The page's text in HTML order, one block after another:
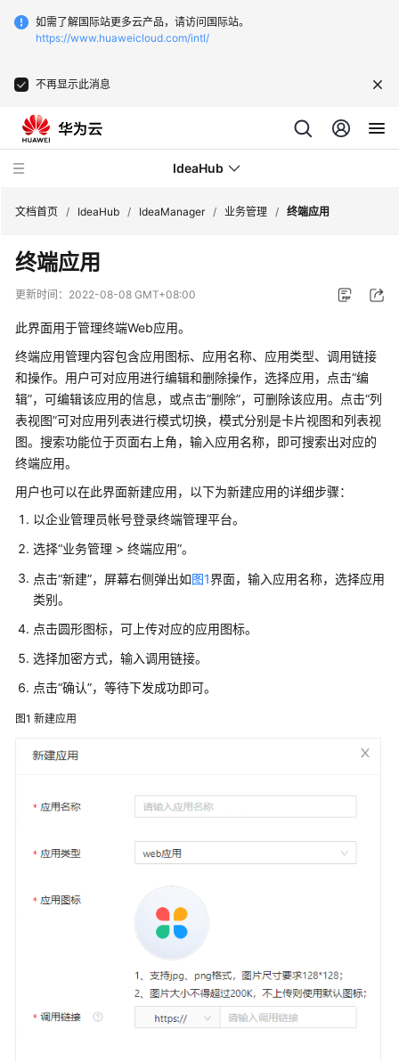
如需了解国际站更多云产品，请访问国际站。
https://www.huaweicloud.com/intl/
不再显示此消息
IdeaHub
产
品
绍
API
参
考
SDK
参
考
Demo
从
这
里
开
始
手
页
业
端
文档首页 / IdeaHub / IdeaManager / 业务管理 / 终端应用
终端应用
更新时间： 2022-08-08 GMT+08:00
此界面用于管理终端Web应用。
终端应用管理内容包含应用图标、应用名称、应用类型、调用链接
和操作。用户可对应用进行编辑和删除操作，选择应用，点击“编
辑”，可编辑该应用的信息，或点击“删除”，可删除该应用。点击“列
表视图”可对应用列表进行模式切换，模式分别是卡片视图和列表视
图。搜索功能位于页面右上角，输入应用名称，即可搜索出对应的
终端应用。
用户也可以在此界面新建应用，以下为新建应用的详细步骤：
以企业管理员帐号登录终端管理平台。
选择“业务管理 > 终端应用”。
点击“新建”，屏幕右侧弹出如图1界面，输入应用名称，选择应用
类别。
点击圆形图标，可上传对应的应用图标。
选择加密方式，输入调用链接。
点击“确认”，等待下发成功即可。
图1 新建应用